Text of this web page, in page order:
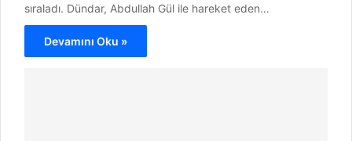
sıraladı. Dündar, Abdullah Gül ile hareket eden…
Devamını Oku »